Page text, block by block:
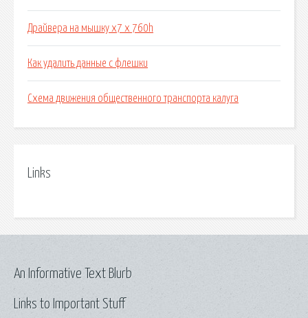
Драйвера на мышку x7 x 760h
Как удалить данные с флешки
Схема движения общественного транспорта калуга
Links
Links to Important Stuff
An Informative Text Blurb